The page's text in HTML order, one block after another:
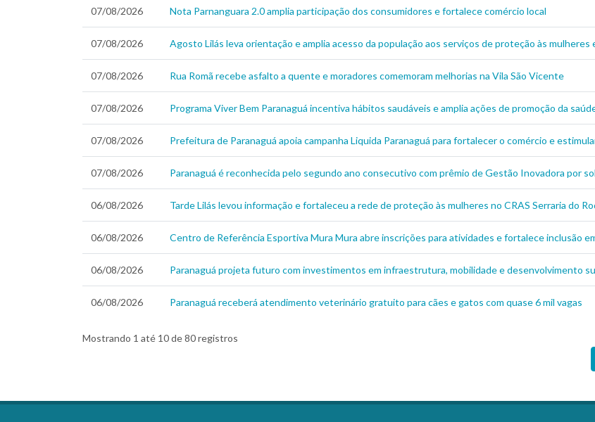
07/08/2026 Nota Parnanguara 2.0 amplia participação dos consumidores e fortalece comércio local
07/08/2026 Agosto Lilás leva orientação e amplia acesso da população aos serviços de proteção às mulheres
07/08/2026 Rua Romã recebe asfalto a quente e moradores comemoram melhorias na Vila São Vicente
07/08/2026 Programa Viver Bem Paranaguá incentiva hábitos saudáveis e amplia ações de promoção da
07/08/2026 Prefeitura de Paranaguá apoia campanha Liquida Paranaguá para fortalecer o comércio e
07/08/2026 Paranaguá é reconhecida pelo segundo ano consecutivo com prêmio de Gestão Inovadora por
06/08/2026 Tarde Lilás levou informação e fortaleceu a rede de proteção às mulheres no CRAS Serraria do
06/08/2026 Centro de Referência Esportiva Mura Mura abre inscrições para atividades e fortalece inclusão
06/08/2026 Paranaguá projeta futuro com investimentos em infraestrutura, mobilidade e desenvolvimento
06/08/2026 Paranaguá receberá atendimento veterinário gratuito para cães e gatos com quase 6 mil vagas
Mostrando 1 até 10 de 80 registros